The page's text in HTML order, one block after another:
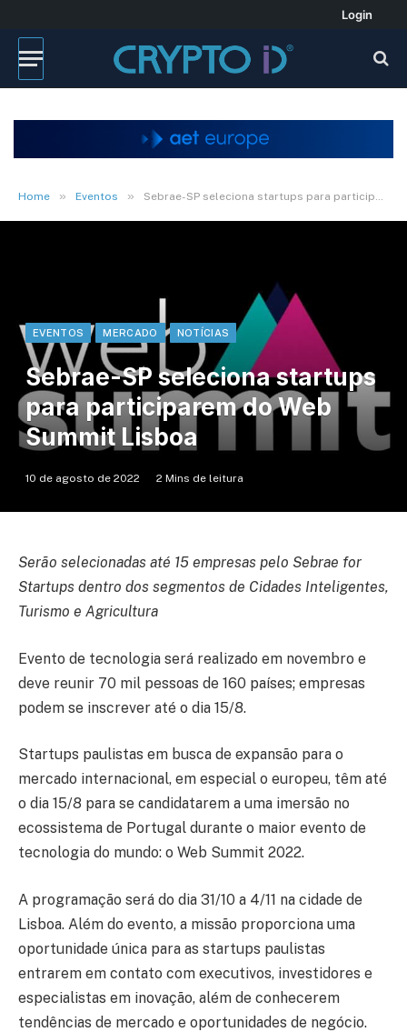
Login
Home » Eventos » Sebrae-SP seleciona startups para participarem do Web Summit Lisboa
EVENTOS MERCADO NOTÍCIAS
Sebrae-SP seleciona startups
para participarem do Web
Summit Lisboa
10 de agosto de 2022 2 Mins de leitura
Serão selecionadas até 15 empresas pelo Sebrae for
Startups dentro dos segmentos de Cidades Inteligentes,
Turismo e Agricultura
Evento de tecnologia será realizado em novembro e
deve reunir 70 mil pessoas de 160 países; empresas
podem se inscrever até o dia 15/8.
Startups paulistas em busca de expansão para o
mercado internacional, em especial o europeu, têm até
o dia 15/8 para se candidatarem a uma imersão no
ecossistema de Portugal durante o maior evento de
tecnologia do mundo: o Web Summit 2022.
A programação será do dia 31/10 a 4/11 na cidade de
Lisboa. Além do evento, a missão proporciona uma
oportunidade única para as startups paulistas
entrarem em contato com executivos, investidores e
especialistas em inovação, além de conhecerem
tendências de mercado e oportunidades de negócio.